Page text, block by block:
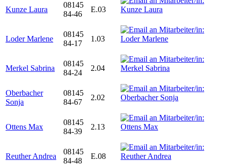
Kunze Laura
08145
84-46
E.03
Loder Marlene
08145
84-17
1.03
Merkel Sabrina
08145
84-24
2.04
Oberbacher
Sonja
08145
84-67
2.02
Ottens Max
08145
84-39
2.13
Reuther Andrea
08145
84-48
E.08